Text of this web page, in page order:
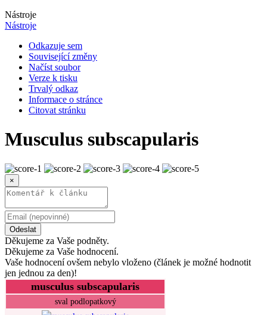
Nástroje
Nástroje
Odkazuje sem
Související změny
Načíst soubor
Verze k tisku
Trvalý odkaz
Informace o stránce
Citovat stránku
Musculus subscapularis
×
Odeslat
Děkujeme za Vaše podněty.
Děkujeme za Vaše hodnocení.
Vaše hodnocení ovšem nebylo vloženo (článek je možné hodnotit
jen jednou za den)!
musculus subscapularis
sval podlopatkový